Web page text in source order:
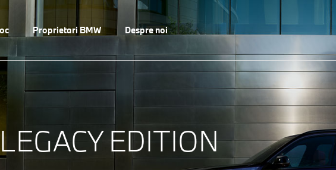
Proprietari BMW Despre noi
EDITION